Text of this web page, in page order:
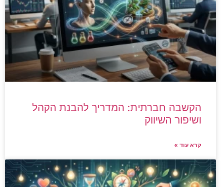
הקשבה חברתית: המדריך להבנת הקהל
ושיפור השיווק
קרא עוד »